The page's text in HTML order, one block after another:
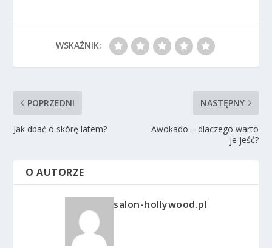
WSKAŹNIK:
POPRZEDNI
Jak dbać o skórę latem?
NASTĘPNY
Awokado – dlaczego warto
je jeść?
O AUTORZE
salon-hollywood.pl